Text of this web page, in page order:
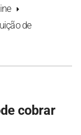
de
cobrar